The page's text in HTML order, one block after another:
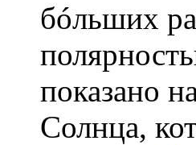
бóльших
показано
Солнца,